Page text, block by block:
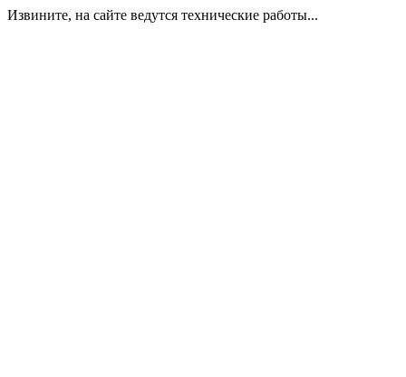
Извините, на сайте ведутся технические работы...